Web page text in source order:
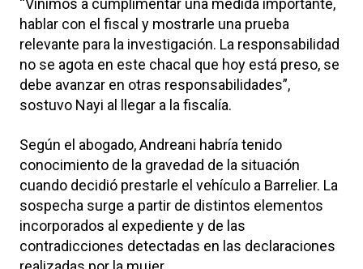
“Vinimos a cumplimentar una medida importante,
hablar con el fiscal y mostrarle una prueba
relevante para la investigación. La responsabilidad
no se agota en este chacal que hoy está preso, se
debe avanzar en otras responsabilidades”,
sostuvo Nayi al llegar a la fiscalía.
Según el abogado, Andreani habría tenido
conocimiento de la gravedad de la situación
cuando decidió prestarle el vehículo a Barrelier. La
sospecha surge a partir de distintos elementos
incorporados al expediente y de las
contradicciones detectadas en las declaraciones